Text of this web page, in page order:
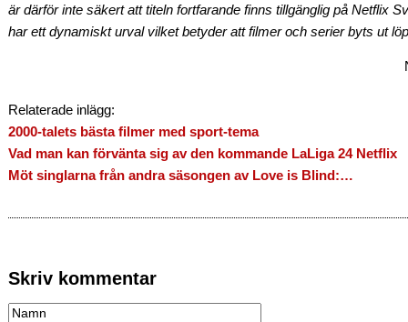
är därför inte säkert att titeln fortfarande finns tillgänglig på Netflix
har ett dynamiskt urval vilket betyder att filmer och serier byts ut
Relaterade inlägg:
2000-talets bästa filmer med sport-tema
Vad man kan förvänta sig av den kommande LaLiga 24 Netflix
Möt singlarna från andra säsongen av Love is Blind:…
Skriv kommentar